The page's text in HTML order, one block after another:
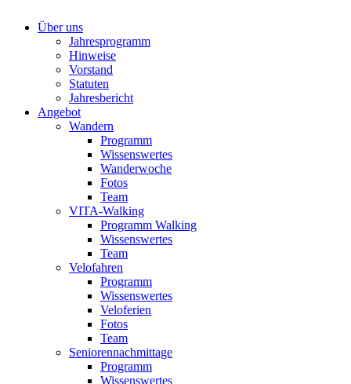
Über uns
Jahresprogramm
Hinweise
Vorstand
Statuten
Jahresbericht
Angebot
Wandern
Programm
Wissenswertes
Wanderwoche
Fotos
Team
VITA-Walking
Programm Walking
Wissenswertes
Team
Velofahren
Programm
Wissenswertes
Veloferien
Fotos
Team
Seniorennachmittage
Programm
Wissenswertes